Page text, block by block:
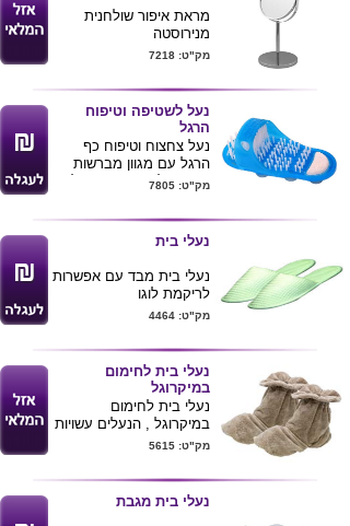
מראת איפור שולחנית
מנירוסטה
קוטר 17 ס"מ גובה המראה
ניתן לנתג את המראה עם
לוגו חברה
מק"ט: 7218
נעל לשטיפה וטיפוח
הרגל
נעל צחצוח וטיפוח כף
הרגל עם מגוון מברשות
יחודיות לרענון עור הרגלים
הנעל נצמדת למשטח
האמבט באמצעות ואקומים
.
מק"ט: 7805
נעלי בית
נעלי בית מבד עם אפשרות
לריקמת לוגו
מק"ט: 4464
נעלי בית לחימום
במיקרוגל
נעלי בית לחימום
במיקרוגל , הנעלים עשויות
ממיקרופייבר איכותי ומפנק
וכחול כהה.
מק"ט: 5615
נעלי בית מגבת